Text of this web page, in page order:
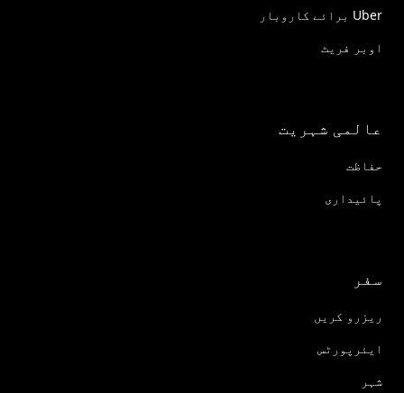
Uber برائے کاروبار
اوبر فریٹ
عالمی شہریت
حفاظت
پائیداری
سفر
ریزرو کریں
ایئرپورٹس
شہر